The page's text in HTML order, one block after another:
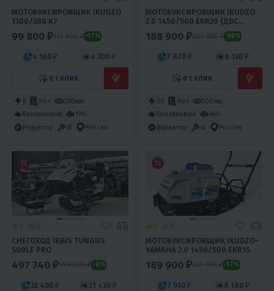
МОТОБУКСИРОВЩИК IKUDZO
1100/380 К7
99 800 ₽119 900 ₽ -17%
4 160 ₽ 4 300 ₽
В 1 КЛИК
6 Нет
380мм
Бензиновый
196
Редуктор
4T Россия
МОТОБУКСИРОВЩИК IKUDZO
2.0 1450/500 EKR20 (ДВС
188 900 ₽209 800 ₽ -10%
7 870 ₽ 8 130 ₽
В 1 КЛИК
20 Нет
500мм
Бензиновый
460
Вариатор
4T Россия
СНЕГОХОД IRBIS TUNGUS
500LE PRO
497 740 ₽499 000 ₽ -0%
22 400 ₽ 21 430 ₽
МОТОБУКСИРОВЩИК IKUDZO-
YAMAHA 2.0 1450/500 EKR15
189 900 ₽229 790 ₽ -17%
7 910 ₽ 8 180 ₽